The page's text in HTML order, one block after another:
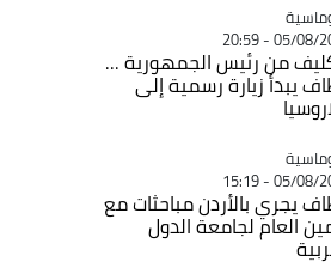
05/08/2026
من رئيس الجمهورية ...
يبدأ زيارة رسمية إلى
05/08/2026
يجري بالأردن مباحثات مع
العام لجامعة الدول